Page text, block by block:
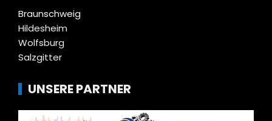
Braunschweig
Hildesheim
Wolfsburg
Salzgitter
UNSERE PARTNER